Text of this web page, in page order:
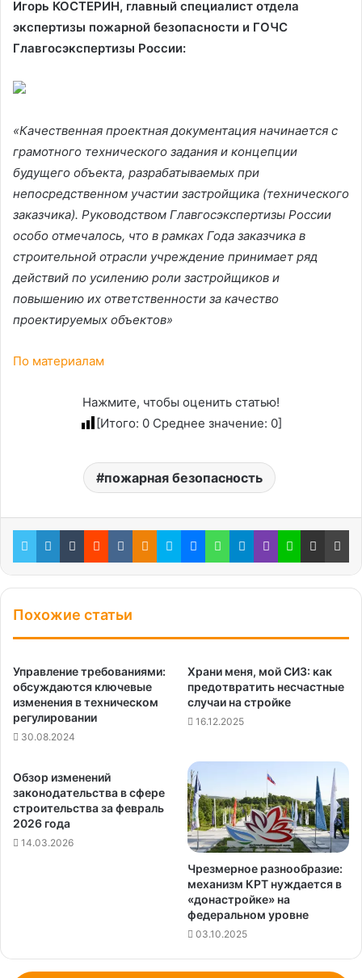
Игорь КОСТЕРИН, главный специалист отдела
экспертизы пожарной безопасности и ГОЧС
Главгосэкспертизы России:
«Качественная проектная документация начинается с
грамотного технического задания и концепции
будущего объекта, разрабатываемых при
непосредственном участии застройщика (технического
заказчика). Руководством Главгосэкспертизы России
особо отмечалось, что в рамках Года заказчика в
строительной отрасли учреждение принимает ряд
действий по усилению роли застройщиков и
повышению их ответственности за качество
проектируемых объектов»
По материалам
Нажмите, чтобы оценить статью!
[Итого: 0 Среднее значение: 0]
пожарная безопасность
TwitterLinkedInTumblrRedditВконтакте
Одноклассники
SkypeMessenger
WhatsApp
Telegram
ViberLine Поделиться через электронную почту
Похожие статьи
Управление требованиями:
обсуждаются ключевые
изменения в техническом
регулировании
30.08.2024
Храни меня, мой СИЗ: как
предотвратить несчастные
случаи на стройке
16.12.2025
Обзор изменений
законодательства в сфере
строительства за февраль
2026 года
14.03.2026
Чрезмерное разнообразие:
механизм КРТ нуждается в
«донастройке» на
федеральном уровне
03.10.2025